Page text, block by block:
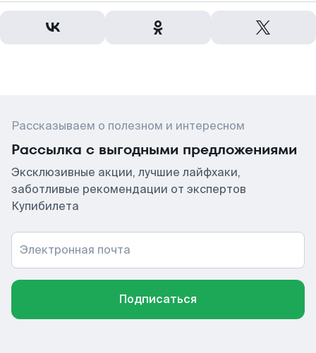
Рассказываем о полезном и интересном
Рассылка с выгодными предложениями
Эксклюзивные акции, лучшие лайфхаки,
заботливые рекомендации от экспертов
Купибилета
Электронная почта
Подписаться